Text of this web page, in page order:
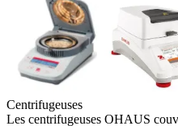
Centrifugeuses
Les centrifugeuses OHAUS